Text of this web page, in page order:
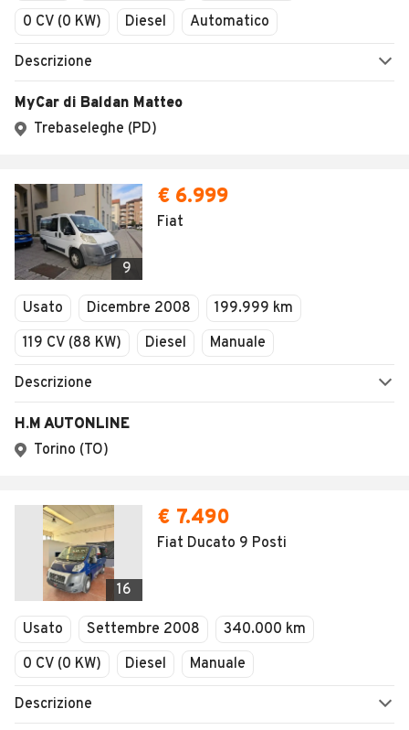
0 CV (0 KW)
Diesel Automatico
Descrizione
MyCar di Baldan Matteo
Trebaseleghe (PD)
9
€ 6.999
Fiat
Usato Dicembre 2008
199.999 km
119 CV (88 KW)
Diesel Manuale
Descrizione
H.M AUTONLINE
Torino (TO)
16
€ 7.490
Fiat Ducato 9 Posti
Usato Settembre 2008
340.000 km
0 CV (0 KW)
Diesel Manuale
Descrizione